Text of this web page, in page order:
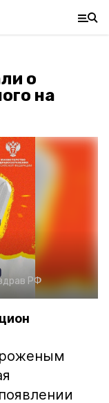
о
на
РФ